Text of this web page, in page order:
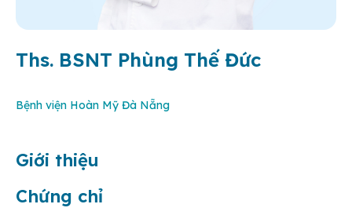
Ths. BSNT Phùng Thế Đức
Bệnh viện Hoàn Mỹ Đà Nẵng
Giới thiệu
Chứng chỉ